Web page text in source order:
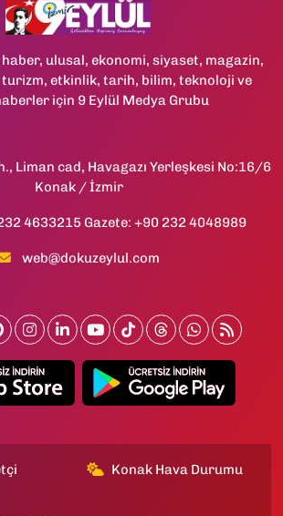
ulusal, ekonomi, siyaset, magazin,
turizm, etkinlik, tarih, bilim, teknoloji ve
için 9 Eylül Medya Grubu
Liman cad, Havagazı Yerleşkesi No:16/6
Konak / İzmir
4633215 Gazete: +90 232 4048989
web@dokuzeylul.com
Konak Hava Durumu